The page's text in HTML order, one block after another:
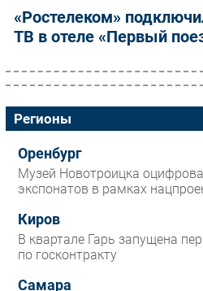
«Ростелеком»
ТВ в отеле «Первый
Регионы
Оренбург
Музей Новотроицка
экспонатов в рамках
Киров
В квартале Гарь запущена
по госконтракту
Самара